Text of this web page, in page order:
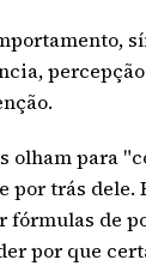
olham para
por trás dele.
fórmulas de
por que